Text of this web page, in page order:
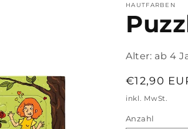
HAUTFARBEN
Alter: ab 4
Normaler
Preis
€12,90
inkl. MwSt.
Anzahl